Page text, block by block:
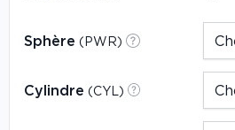
Sphère (PWR)
Cylindre (CYL)